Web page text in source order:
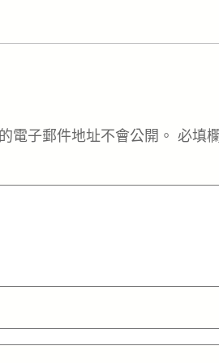
電子郵件地址不會公開。 必填